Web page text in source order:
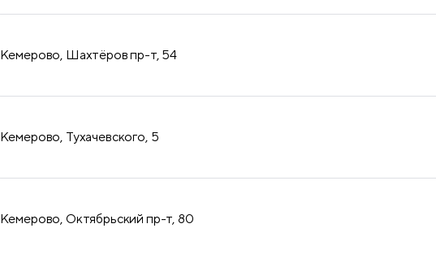
Кемерово, Шахтёров пр-т, 54
Кемерово, Тухачевского, 5
Кемерово, Октябрьский пр-т, 80